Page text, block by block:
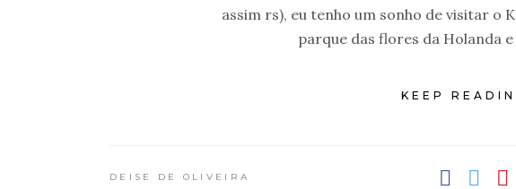
assim rs), eu tenho um sonho de visitar o
parque das flores da Holanda
KEEP
DEISE DE OLIVEIRA